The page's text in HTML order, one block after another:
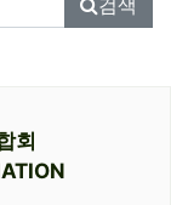
검색
회